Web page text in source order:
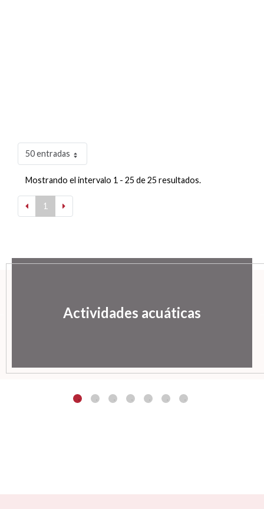
50 entradas
Mostrando el intervalo 1 - 25 de 25 resultados.
1
Actividades acuáticas